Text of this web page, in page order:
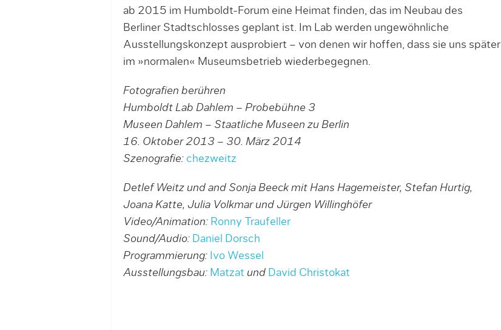
ab 2015 im Humboldt-Forum eine Heimat finden, das im Neubau des
Berliner Stadtschlosses geplant ist. Im Lab werden ungewöhnliche
Ausstellungskonzept ausprobiert – von denen wir hoffen, dass sie uns später
im »normalen« Museumsbetrieb wiederbegegnen.
Fotografien berühren
Humboldt Lab Dahlem – Probebühne 3
Museen Dahlem – Staatliche Museen zu Berlin
16. Oktober 2013 – 30. März 2014
Szenografie: chezweitz
Detlef Weitz und and Sonja Beeck mit Hans Hagemeister, Stefan Hurtig,
Joana Katte, Julia Volkmar und Jürgen Willinghöfer
Video/Animation: Ronny Traufeller
Sound/Audio: Daniel Dorsch
Programmierung: Ivo Wessel
Ausstellungsbau: Matzat und David Christokat